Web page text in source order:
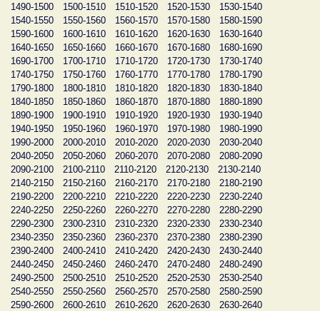
1490-1500
1500-1510 1510-1520 1520-1530
1530-1540
1540-1550
1550-1560 1560-1570 1570-1580
1580-1590
1590-1600
1600-1610 1610-1620 1620-1630
1630-1640
1640-1650
1650-1660 1660-1670 1670-1680
1680-1690
1690-1700
1700-1710 1710-1720 1720-1730
1730-1740
1740-1750
1750-1760 1760-1770 1770-1780
1780-1790
1790-1800
1800-1810 1810-1820 1820-1830
1830-1840
1840-1850
1850-1860 1860-1870 1870-1880
1880-1890
1890-1900
1900-1910 1910-1920 1920-1930
1930-1940
1940-1950
1950-1960 1960-1970 1970-1980
1980-1990
1990-2000
2000-2010 2010-2020 2020-2030
2030-2040
2040-2050
2050-2060 2060-2070 2070-2080
2080-2090
2090-2100
2100-2110 2110-2120 2120-2130
2130-2140
2140-2150
2150-2160 2160-2170 2170-2180
2180-2190
2190-2200
2200-2210 2210-2220 2220-2230
2230-2240
2240-2250
2250-2260 2260-2270 2270-2280
2280-2290
2290-2300
2300-2310 2310-2320 2320-2330
2330-2340
2340-2350
2350-2360 2360-2370 2370-2380
2380-2390
2390-2400
2400-2410 2410-2420 2420-2430
2430-2440
2440-2450
2450-2460 2460-2470 2470-2480
2480-2490
2490-2500
2500-2510 2510-2520 2520-2530
2530-2540
2540-2550
2550-2560 2560-2570 2570-2580
2580-2590
2590-2600
2600-2610 2610-2620 2620-2630
2630-2640